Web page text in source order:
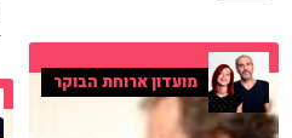
מועדון ארוחת הבוקר